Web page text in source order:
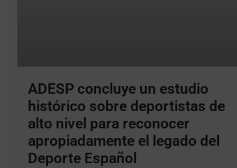
ADESP concluye un estudio
histórico sobre deportistas de
alto nivel para reconocer
apropiadamente el legado del
Deporte Español